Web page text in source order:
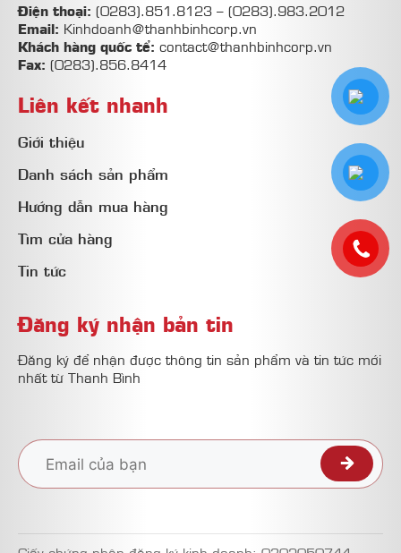
Điện thoại: (0283).851.8123 – (0283).983.2012
Email: Kinhdoanh@thanhbinhcorp.vn
Khách hàng quốc tể: contact@thanhbinhcorp.vn
Fax: (0283).856.8414
Liên kết nhanh
Giới thiệu
Danh sách sản phẩm
Hướng dẫn mua hàng
Tìm cửa hàng
Tin tức
Đăng ký nhận bản tin
Đăng ký để nhận được thông tin sản phẩm và tin tức mới
nhất từ Thanh Bình